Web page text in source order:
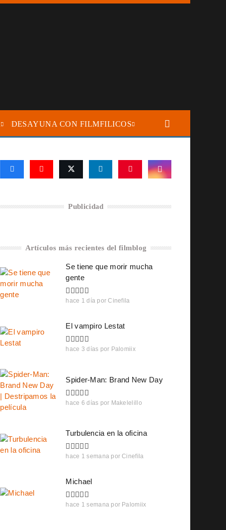
DESAYUNA CON FILMFILICOS
Publicidad
Artículos más recientes del filmblog
Se tiene que morir mucha
gente
hace 1 día por Cinefila
El vampiro Lestat
hace 3 días por Palomiix
Spider-Man: Brand New Day
hace 6 días por Makelelillo
Turbulencia en la oficina
hace 1 semana por Cinefila
Michael
hace 1 semana por Palomiix